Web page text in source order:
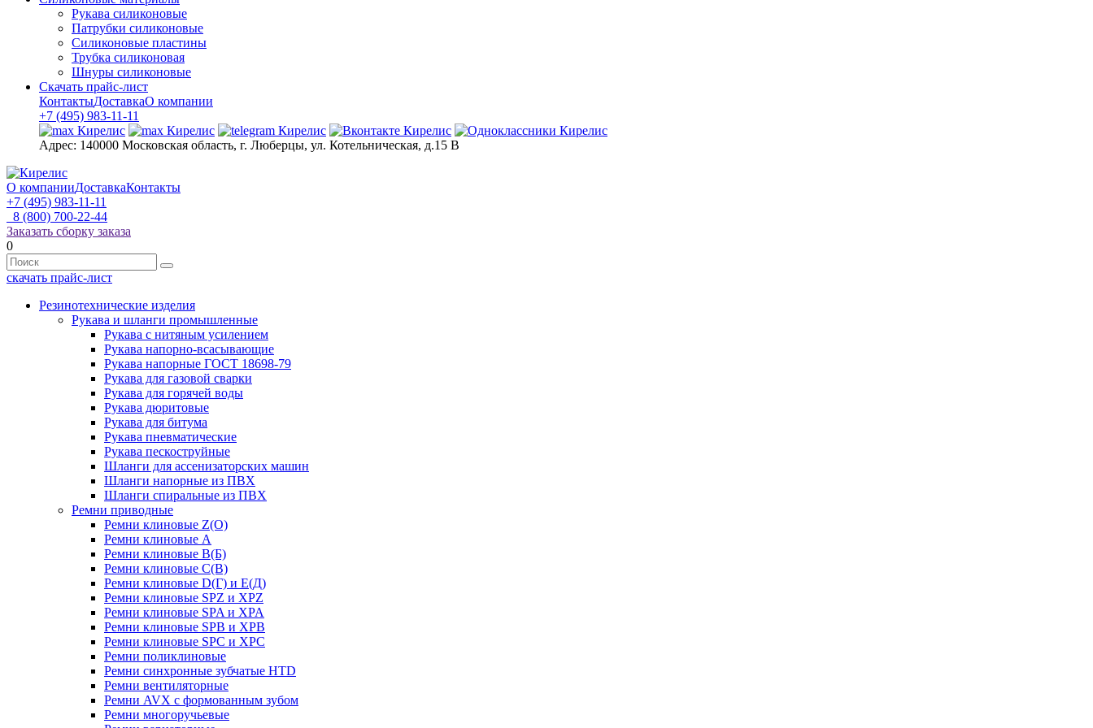
Рукава силиконовые
Патрубки силиконовые
Силиконовые пластины
Трубка силиконовая
Шнуры силиконовые
Скачать прайс-лист
КонтактыДоставкаО компании
+7 (495) 983-11-11
Адрес: 140000 Московская область, г. Люберцы, ул. Котельническая, д.15 В
О компанииДоставкаКонтакты
+7 (495) 983-11-11
8 (800) 700-22-44
Заказать сборку заказа
0
скачать прайс-лист
Резинотехнические изделия
Рукава и шланги промышленные
Рукава с нитяным усилением
Рукава напорно-всасывающие
Рукава напорные ГОСТ 18698-79
Рукава для газовой сварки
Рукава для горячей воды
Рукава дюритовые
Рукава для битума
Рукава пневматические
Рукава пескоструйные
Шланги для ассенизаторских машин
Шланги напорные из ПВХ
Шланги спиральные из ПВХ
Ремни приводные
Ремни клиновые Z(О)
Ремни клиновые А
Ремни клиновые В(Б)
Ремни клиновые С(В)
Ремни клиновые D(Г) и Е(Д)
Ремни клиновые SPZ и XPZ
Ремни клиновые SPA и XPA
Ремни клиновые SPB и XPB
Ремни клиновые SPC и XPC
Ремни поликлиновые
Ремни синхронные зубчатые HTD
Ремни вентиляторные
Ремни AVX с формованным зубом
Ремни многоручьевые